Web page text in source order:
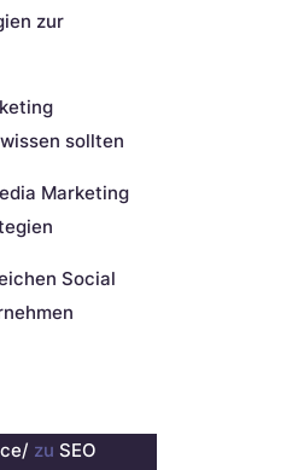
zur
sollten
Marketing
Social
zu SEO